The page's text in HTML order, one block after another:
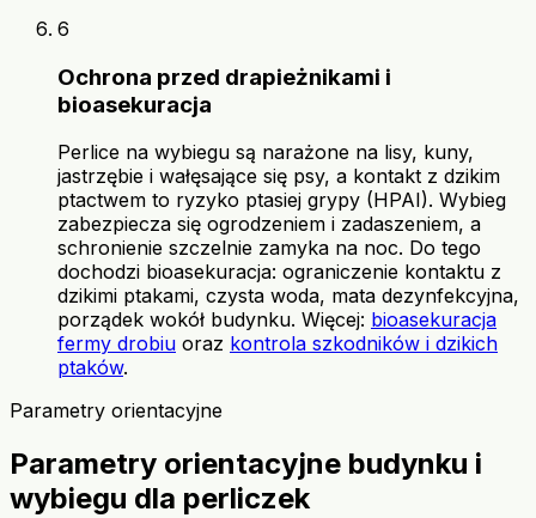
6
Ochrona przed drapieżnikami i
bioasekuracja
Perlice na wybiegu są narażone na lisy, kuny,
jastrzębie i wałęsające się psy, a kontakt z dzikim
ptactwem to ryzyko ptasiej grypy (HPAI). Wybieg
zabezpiecza się ogrodzeniem i zadaszeniem, a
schronienie szczelnie zamyka na noc. Do tego
dochodzi bioasekuracja: ograniczenie kontaktu z
dzikimi ptakami, czysta woda, mata dezynfekcyjna,
porządek wokół budynku. Więcej: bioasekuracja
fermy drobiu oraz kontrola szkodników i dzikich
ptaków.
Parametry orientacyjne
Parametry orientacyjne budynku i
wybiegu dla perliczek